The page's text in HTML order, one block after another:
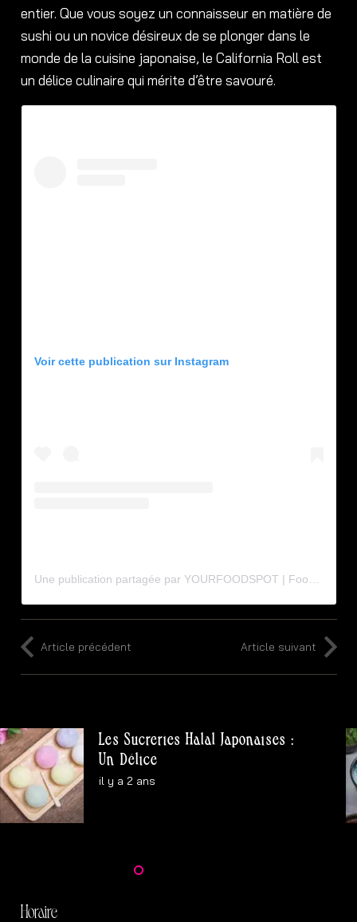
entier. Que vous soyez un connaisseur en matière de
sushi ou un novice désireux de se plonger dans le
monde de la cuisine japonaise, le California Roll est
un délice culinaire qui mérite d’être savouré.
Voir cette publication sur Instagram
Une publication partagée par YOURFOODSPOT | Food | Hotspots | Tips | Hidden gems (@yourfoodspot.nl)
Article précédent Article suivant
Les Sucreries Halal Japonaises :
Un Délice
il y a 2 ans
Horaire